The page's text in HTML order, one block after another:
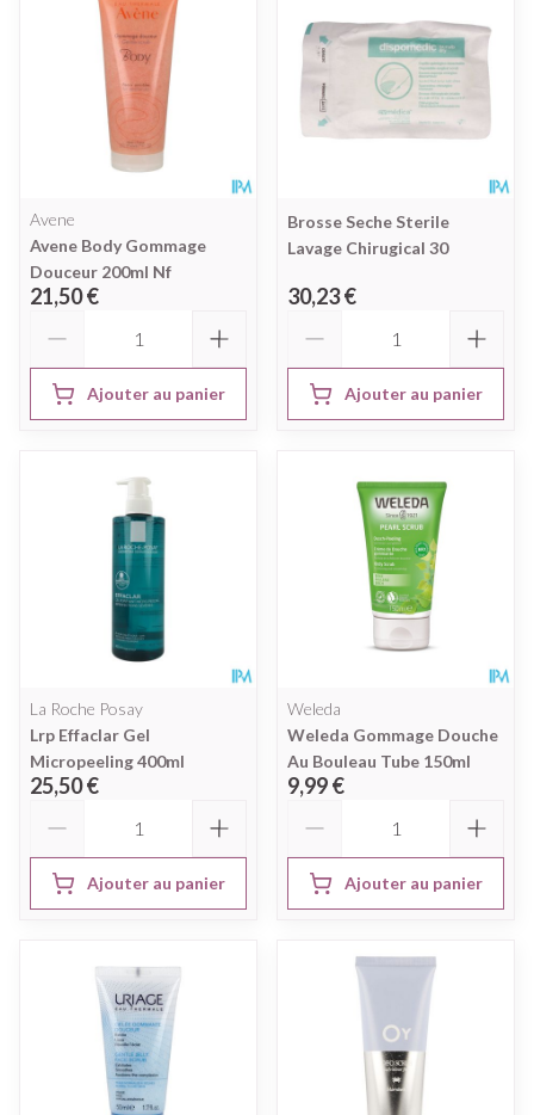
Avene
Avene Body Gommage
Douceur 200ml Nf
21,50 €
Ajouter au panier
Brosse Seche Sterile
Lavage Chirugical 30
30,23 €
Ajouter au panier
La Roche Posay
Lrp Effaclar Gel
Micropeeling 400ml
25,50 €
Ajouter au panier
Weleda
Weleda Gommage Douche
Au Bouleau Tube 150ml
9,99 €
Ajouter au panier